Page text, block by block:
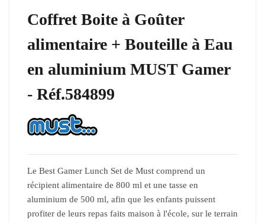
Coffret Boite à Goûter
alimentaire + Bouteille à Eau
en aluminium MUST Gamer
- Réf.584899
Le Best Gamer Lunch Set de Must comprend un
récipient alimentaire de 800 ml et une tasse en
aluminium de 500 ml, afin que les enfants puissent
profiter de leurs repas faits maison à l'école, sur le terrain